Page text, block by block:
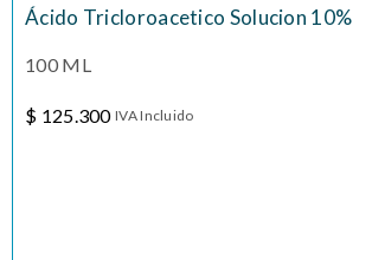
Ácido Tricloroacetico Solucion 10%
100 ML
$ 125.300 IVA Incluido